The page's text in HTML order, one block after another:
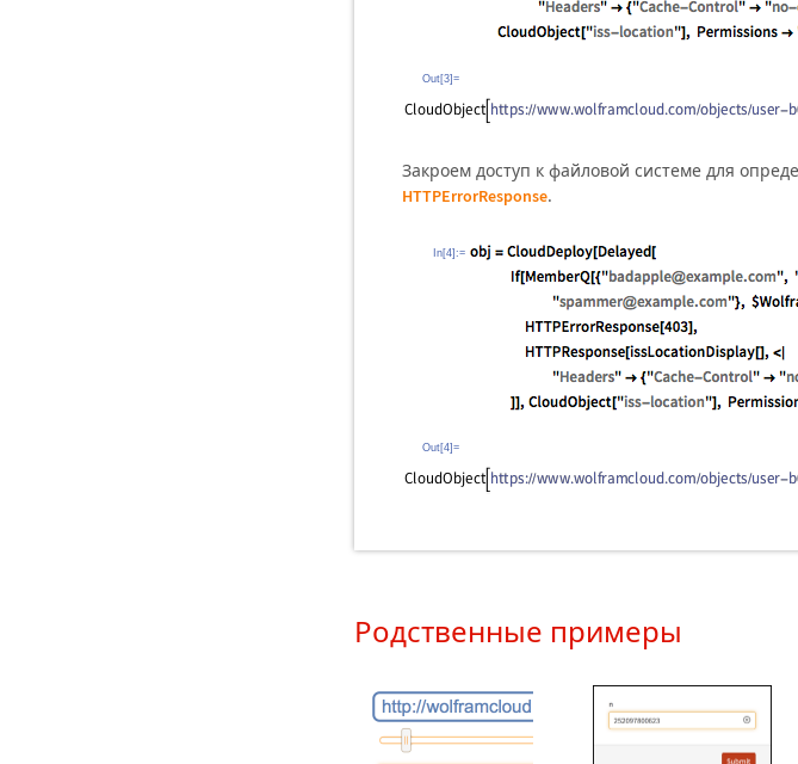
Out[3]=
Закроем доступ к файловой системе для
HTTPErrorResponse.
In[4]:=
Out[4]=
Родственные примеры